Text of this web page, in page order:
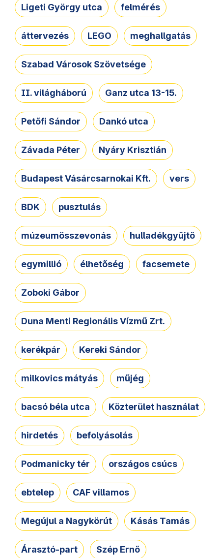
Ligeti György utca felmérés
áttervezés LEGO meghallgatás
Szabad Városok Szövetsége
II. világháború Ganz utca 13-15.
Petőfi Sándor Dankó utca
Závada Péter Nyáry Krisztián
Budapest Vásárcsarnokai Kft. vers
BDK pusztulás
múzeumösszevonás hulladékgyűjtő
egymillió élhetőség facsemete
Zoboki Gábor
Duna Menti Regionális Vízmű Zrt.
kerékpár Kereki Sándor
milkovics mátyás műjég
bacsó béla utca Közterület használat
hirdetés befolyásolás
Podmanicky tér országos csúcs
ebtelep CAF villamos
Megújul a Nagykörút Kásás Tamás
Árasztó-part Szép Ernő